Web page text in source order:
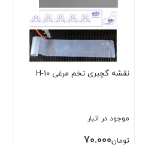
نقشه گچبری تخم مرغی H-10
موجود در انبار
تومان70.000